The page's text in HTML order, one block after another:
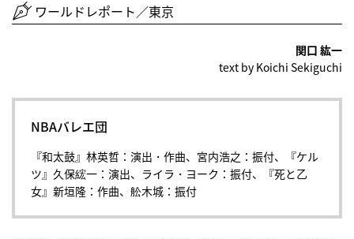
ワールドレポート／東京
関口 紘一
text by Koichi Sekiguchi
NBAバレエ団
『和太鼓』林英哲：演出・作曲、宮内浩之：振付、『ケル
ツ』久保綋一：演出、ライラ・ヨーク：振付、『死と乙
女』新垣隆：作曲、舩木城：振付